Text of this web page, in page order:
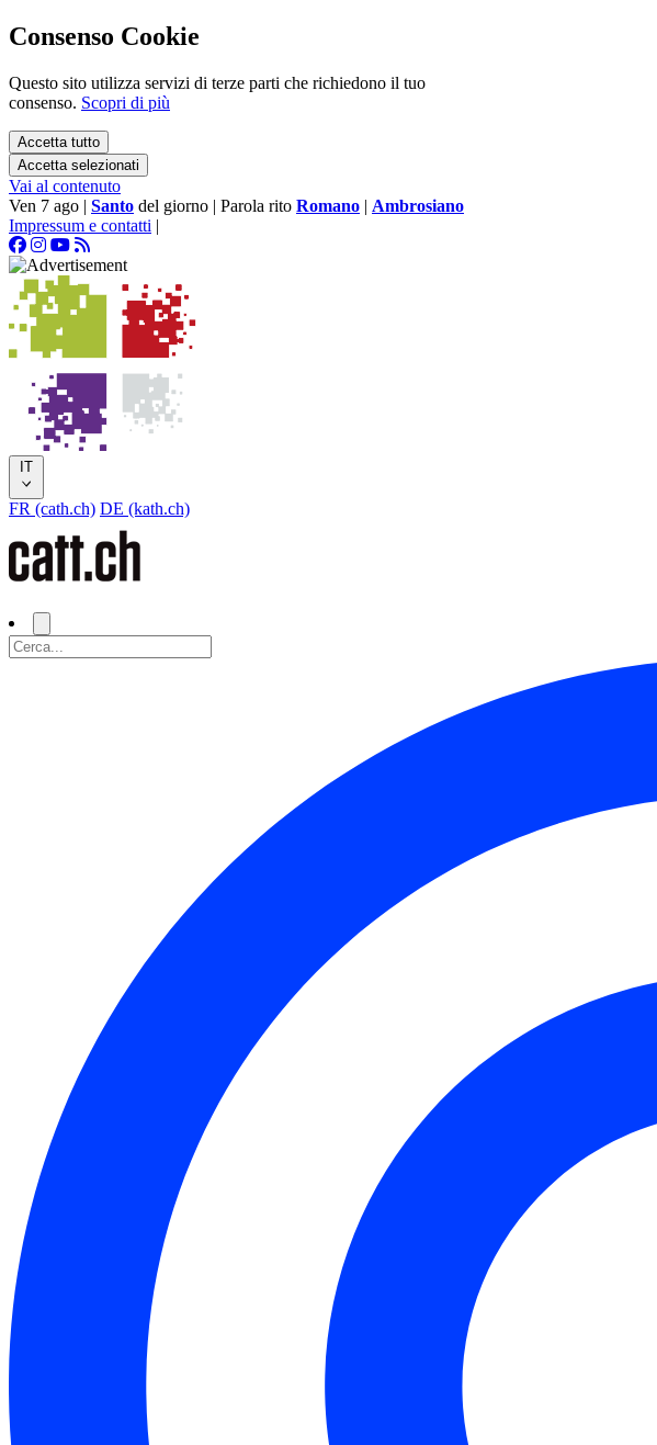
Consenso Cookie
Questo sito utilizza servizi di terze parti che richiedono il tuo
consenso. Scopri di più
Accetta tutto
Accetta selezionati
Vai al contenuto
Ven 7 ago | Santo del giorno | Parola rito Romano | Ambrosiano
Impressum e contatti |
IT
FR (cath.ch) DE (kath.ch)